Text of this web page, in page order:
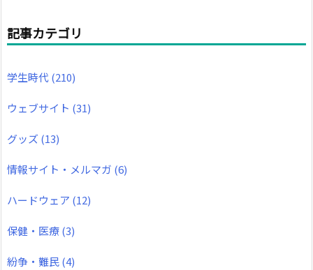
記事カテゴリ
学生時代(210)
ウェブサイト (31)
グッズ (13)
情報サイト・メルマガ (6)
ハードウェア (12)
保健・医療(3)
紛争・難民(4)